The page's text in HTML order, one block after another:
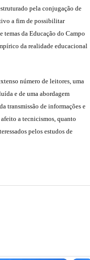
pela conjugação de
a fim de possibilitar
temas da Educação do Campo
da realidade educacional
número de leitores, uma
e de uma abordagem
transmissão de informações e
a tecnicismos, quanto
pelos estudos de